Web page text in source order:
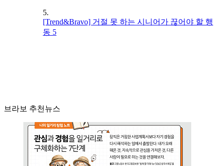
5.
[Trend&Bravo] 거절 못 하는 시니어가 끊어야 할 행
동 5
브라보 추천뉴스